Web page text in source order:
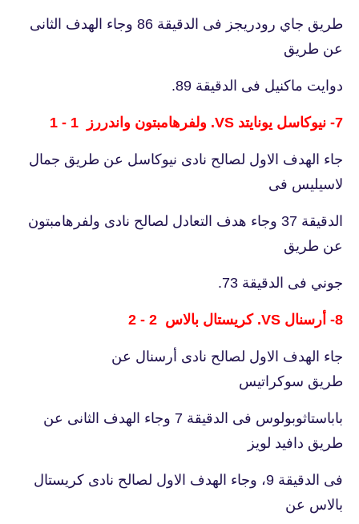
طريق جاي رودريجز فى الدقيقة 86 وجاء الهدف الثانى
عن طريق
دوايت ماكنيل فى الدقيقة 89.
7- نيوكاسل يونايتد VS. ولفرهامبتون واندررز 1 - 1
جاء الهدف الاول لصالح نادى نيوكاسل عن طريق جمال
لاسيليس فى
الدقيقة 37 وجاء هدف التعادل لصالح نادى ولفرهامبتون
عن طريق
جوني فى الدقيقة 73.
8- أرسنال VS. كريستال بالاس 2 - 2
جاء الهدف الاول لصالح نادى أرسنال عن
طريق سوكراتيس
باباستاثوبولوس فى الدقيقة 7 وجاء الهدف الثانى عن
طريق دافيد لويز
فى الدقيقة 9، وجاء الهدف الاول لصالح نادى كريستال
بالاس عن